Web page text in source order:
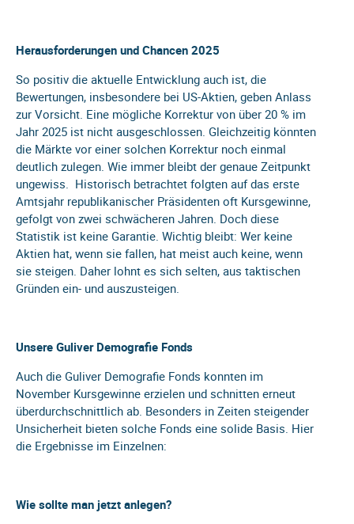
Herausforderungen und Chancen 2025
So positiv die aktuelle Entwicklung auch ist, die
Bewertungen, insbesondere bei US-Aktien, geben Anlass
zur Vorsicht. Eine mögliche Korrektur von über 20 % im
Jahr 2025 ist nicht ausgeschlossen. Gleichzeitig könnten
die Märkte vor einer solchen Korrektur noch einmal
deutlich zulegen. Wie immer bleibt der genaue Zeitpunkt
ungewiss. Historisch betrachtet folgten auf das erste
Amtsjahr republikanischer Präsidenten oft Kursgewinne,
gefolgt von zwei schwächeren Jahren. Doch diese
Statistik ist keine Garantie. Wichtig bleibt: Wer keine
Aktien hat, wenn sie fallen, hat meist auch keine, wenn
sie steigen. Daher lohnt es sich selten, aus taktischen
Gründen ein- und auszusteigen.
Unsere Guliver Demografie Fonds
Auch die Guliver Demografie Fonds konnten im
November Kursgewinne erzielen und schnitten erneut
überdurchschnittlich ab. Besonders in Zeiten steigender
Unsicherheit bieten solche Fonds eine solide Basis. Hier
die Ergebnisse im Einzelnen:
Wie sollte man jetzt anlegen?